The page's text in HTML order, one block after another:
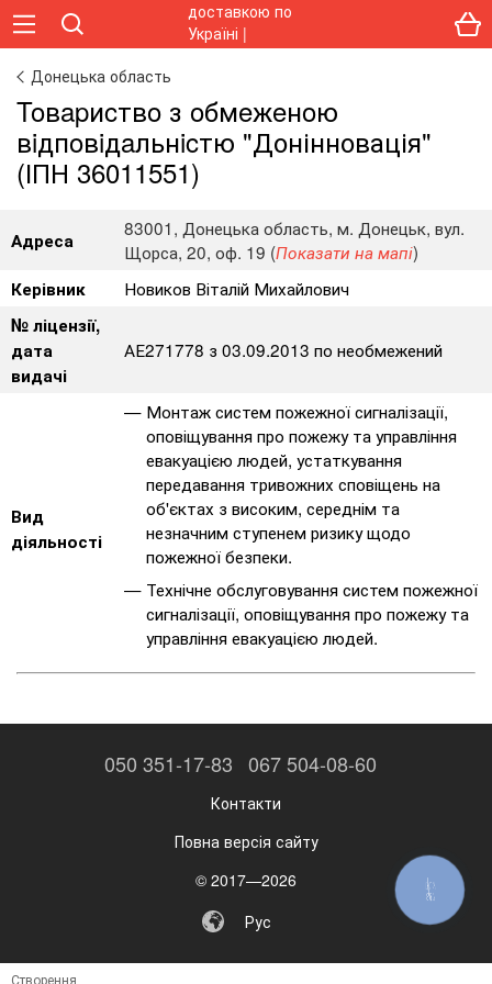
Донецька область
Toвapиcтвo з oбмeжeнoю
вiдпoвiдaльнicтю "Донінновація"
(ІПН 36011551)
Адреса
83001, Донецька область, м. Донецьк, вул.
Щорса, 20, оф. 19 (Показати на мапі)
Керівник
Новиков Віталій Михайлович
№ ліцензії,
дата
видачі
АЕ271778 з 03.09.2013 по необмежений
Вид
діяльності
Монтаж систем пожежної сигналізації,
оповіщування про пожежу та управління
евакуацією людей, устаткування
передавання тривожних сповіщень на
об'єктах з високим, середнім та
незначним ступенем ризику щодо
пожежної безпеки.
Технічне обслуговування систем пожежної
сигналізації, оповіщування про пожежу та
управління евакуацією людей.
050 351-17-83 067 504-08-60
Контакти
Повна версія сайту
© 2017—2026
Рус
Створення
КНОПКА
ЗВ'ЯЗКУ